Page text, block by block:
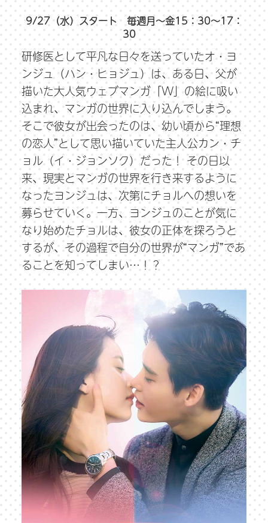
9/27（水）スタート 毎週月～金15：30～17：
30
研修医として平凡な日々を送っていたオ・ヨ
ンジュ（ハン・ヒョジュ）は、ある日、父が
描いた大人気ウェブマンガ「W」の絵に吸い
込まれ、マンガの世界に入り込んでしまう。
そこで彼女が出会ったのは、幼い頃から“理想
の恋人”として思い描いていた主人公カン・チ
ョル（イ・ジョンソク）だった！ その日以
来、現実とマンガの世界を行き来するように
なったヨンジュは、次第にチョルへの想いを
募らせていく。一方、ヨンジュのことが気に
なり始めたチョルは、彼女の正体を探ろうと
するが、その過程で自分の世界が“マンガ”であ
ることを知ってしまい…！？